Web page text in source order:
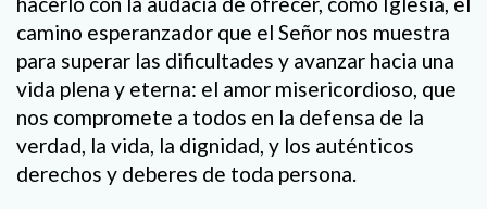
camino esperanzador que el Señor nos muestra
para superar las dificultades y avanzar hacia una
vida plena y eterna: el amor misericordioso, que
nos compromete a todos en la defensa de la
verdad, la vida, la dignidad, y los auténticos
derechos y deberes de toda persona.